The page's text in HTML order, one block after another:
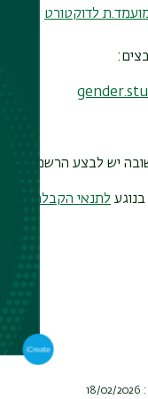
לדוקטורט
יש לבצע הרשמה
לתנאי הקבלה